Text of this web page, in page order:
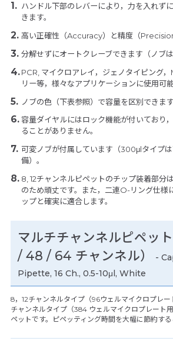
ハンドル下部のレバーにより，力を入れず
きます。
高い正確性（Accuracy）と精度（Precision
分解せずにオートクレーブできます（ノブは
PCR, マイクロアレイ，ジェノタイピング
リー等，様々なアプリケーションに使用可能
ノブの色（下表参照）で容量を区別できます
容量ダイヤルにはロック機能が付いており
ることがありません。
可変ノブが付属しています（300μlタイプ
備）。
8, 12チャンネルピペットのチップ装着部分
のため頑丈です。また，二連O-リング仕様
ップと確実に適合します。
マルチチャンネルピペッ
/ 48 / 64 チャンネル）
-
Pipette, 16 Ch., 0.5-10μl, White
8，12チャンネルタイプ（96ウェルマイクロプレ
チャンネルタイプ（384 ウェルマイクロプレート
ペットです。ピペッティング時間を大幅に節約する